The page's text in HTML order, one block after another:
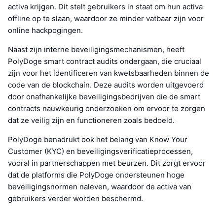
activa krijgen. Dit stelt gebruikers in staat om hun activa
offline op te slaan, waardoor ze minder vatbaar zijn voor
online hackpogingen.
Naast zijn interne beveiligingsmechanismen, heeft
PolyDoge smart contract audits ondergaan, die cruciaal
zijn voor het identificeren van kwetsbaarheden binnen de
code van de blockchain. Deze audits worden uitgevoerd
door onafhankelijke beveiligingsbedrijven die de smart
contracts nauwkeurig onderzoeken om ervoor te zorgen
dat ze veilig zijn en functioneren zoals bedoeld.
PolyDoge benadrukt ook het belang van Know Your
Customer (KYC) en beveiligingsverificatieprocessen,
vooral in partnerschappen met beurzen. Dit zorgt ervoor
dat de platforms die PolyDoge ondersteunen hoge
beveiligingsnormen naleven, waardoor de activa van
gebruikers verder worden beschermd.